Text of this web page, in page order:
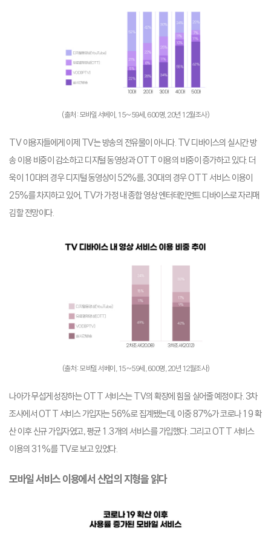
(출처: 모바일 서베이, 15~59세, 600명, 20년 12월조사)
TV 이용자들에게 이제 TV는 방송의 전유물이 아니다. TV 디바이스의 실시간 방
송 이용 비중이 감소하고 디지털 동영상과 OTT 이용의 비중이 증가하고 있다. 더
욱이 10대의 경우 디지털 동영상이 52%를, 30대의 경우 OTT 서비스 이용이
25%를 차지하고 있어, TV가 가정 내 종합 영상 엔터테인먼트 디바이스로 자리매
김할 전망이다.
(출처: 모바일 서베이, 15~59세, 600명, 20년 12월조사)
나아가 무섭게 성장하는 OTT 서비스는 TV의 확장에 힘을 실어줄 예정이다. 3차
조사에서 OTT 서비스 가입자는 56%로 집계됐는데, 이중 87%가 코로나 19 확
산 이후 신규 가입자였고, 평균 1.3개의 서비스를 가입했다. 그리고 OTT 서비스
이용의 31%를 TV로 보고 있었다.
모바일 서비스 이용에서 산업의 지형을 읽다